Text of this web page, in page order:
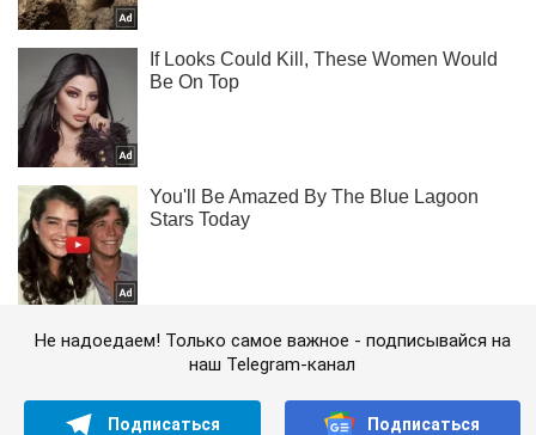
Не надоедаем! Только самое важное - подписывайся на
наш Telegram-канал
Подписаться Подписаться